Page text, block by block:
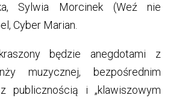
Sylwia Morcinek (Weź nie
Cyber Marian.
będzie anegdotami z
muzycznej, bezpośrednim
publicznością i „klawiszowym